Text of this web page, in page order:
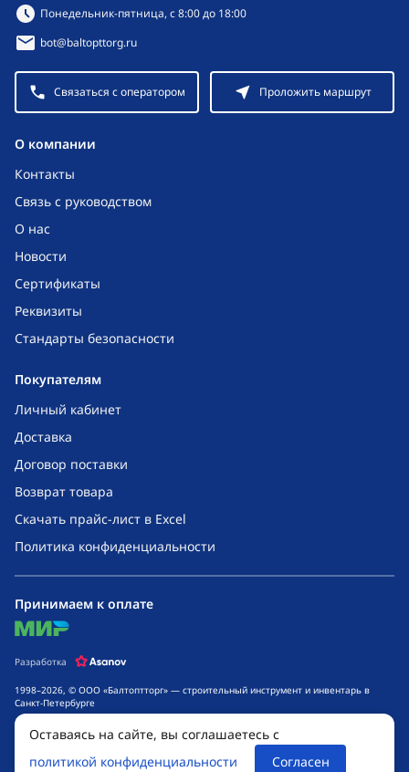
O компании
Контакты
Связь с руководством
О нас
Новости
Сертификаты
Реквизиты
Стандарты безопасности
Покупателям
Личный кабинет
Доставка
Договор поставки
Возврат товара
Скачать прайс-лист в Excel
Политика конфиденциальности
Режим работы:
Понедельник-пятница, с 8:00 до 18:00
bot@baltopttorg.ru
Связаться с оператором Проложить маршрут
1998–2026, © ООО «Балтоптторг» — строительный инструмент и инвентарь в
Санкт-Петербурге
Обращаем ваше внимание на то, что данный интернет-сайт носит исключительно
информационный характер и ни при каких условиях не является публичной
офертой, определяемой положениями ч. 2 ст. 437 Гражданского кодекса
Российской Федерации. Для получения подробной информации о стоимости
Принимаем к оплате
mir
Разработка
Оставаясь на сайте, вы соглашаетесь с
политикой конфиденциальности
Согласен